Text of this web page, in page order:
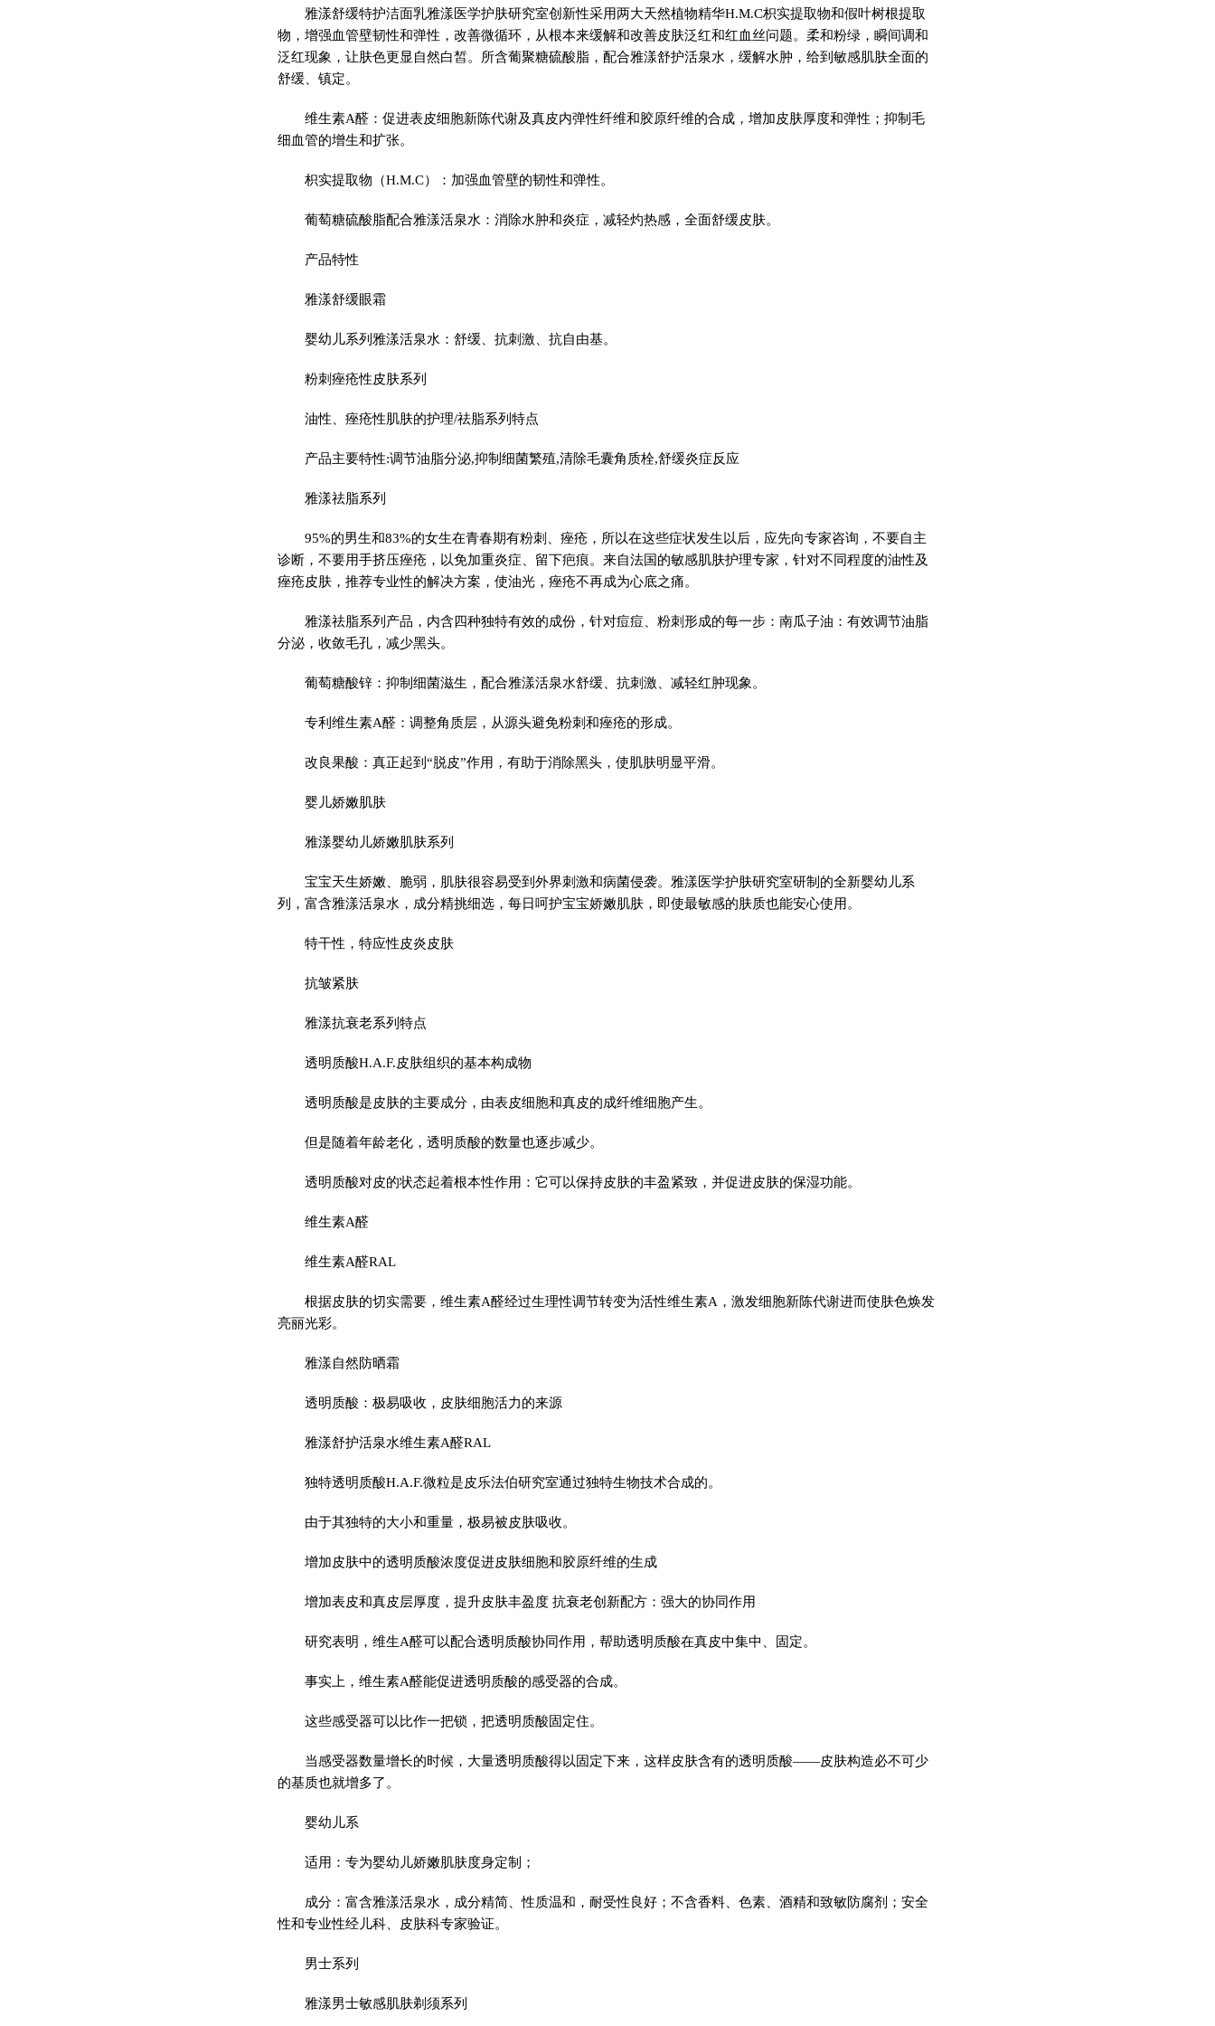
雅漾舒缓特护洁面乳雅漾医学护肤研究室创新性采用两大天然植物精华H.M.C枳实提取物和假叶树根提取
物，增强血管壁韧性和弹性，改善微循环，从根本来缓解和改善皮肤泛红和红血丝问题。柔和粉绿，瞬间调和
泛红现象，让肤色更显自然白皙。所含葡聚糖硫酸脂，配合雅漾舒护活泉水，缓解水肿，给到敏感肌肤全面的
舒缓、镇定。
维生素A醛：促进表皮细胞新陈代谢及真皮内弹性纤维和胶原纤维的合成，增加皮肤厚度和弹性；抑制毛
细血管的增生和扩张。
枳实提取物（H.M.C）：加强血管壁的韧性和弹性。
葡萄糖硫酸脂配合雅漾活泉水：消除水肿和炎症，减轻灼热感，全面舒缓皮肤。
产品特性
雅漾舒缓眼霜
婴幼儿系列雅漾活泉水：舒缓、抗刺激、抗自由基。
粉刺痤疮性皮肤系列
油性、痤疮性肌肤的护理/祛脂系列特点
产品主要特性:调节油脂分泌,抑制细菌繁殖,清除毛囊角质栓,舒缓炎症反应
雅漾祛脂系列
95%的男生和83%的女生在青春期有粉刺、痤疮，所以在这些症状发生以后，应先向专家咨询，不要自主
诊断，不要用手挤压痤疮，以免加重炎症、留下疤痕。来自法国的敏感肌肤护理专家，针对不同程度的油性及
痤疮皮肤，推荐专业性的解决方案，使油光，痤疮不再成为心底之痛。
雅漾祛脂系列产品，内含四种独特有效的成份，针对痘痘、粉刺形成的每一步：南瓜子油：有效调节油脂
分泌，收敛毛孔，减少黑头。
葡萄糖酸锌：抑制细菌滋生，配合雅漾活泉水舒缓、抗刺激、减轻红肿现象。
专利维生素A醛：调整角质层，从源头避免粉刺和痤疮的形成。
改良果酸：真正起到“脱皮”作用，有助于消除黑头，使肌肤明显平滑。
婴儿娇嫩肌肤
雅漾婴幼儿娇嫩肌肤系列
宝宝天生娇嫩、脆弱，肌肤很容易受到外界刺激和病菌侵袭。雅漾医学护肤研究室研制的全新婴幼儿系
列，富含雅漾活泉水，成分精挑细选，每日呵护宝宝娇嫩肌肤，即使最敏感的肤质也能安心使用。
特干性，特应性皮炎皮肤
抗皱紧肤
雅漾抗衰老系列特点
透明质酸H.A.F.皮肤组织的基本构成物
透明质酸是皮肤的主要成分，由表皮细胞和真皮的成纤维细胞产生。
但是随着年龄老化，透明质酸的数量也逐步减少。
透明质酸对皮的状态起着根本性作用：它可以保持皮肤的丰盈紧致，并促进皮肤的保湿功能。
维生素A醛
维生素A醛RAL
根据皮肤的切实需要，维生素A醛经过生理性调节转变为活性维生素A，激发细胞新陈代谢进而使肤色焕发
亮丽光彩。
雅漾自然防晒霜
透明质酸：极易吸收，皮肤细胞活力的来源
雅漾舒护活泉水维生素A醛RAL
独特透明质酸H.A.F.微粒是皮乐法伯研究室通过独特生物技术合成的。
由于其独特的大小和重量，极易被皮肤吸收。
增加皮肤中的透明质酸浓度促进皮肤细胞和胶原纤维的生成
增加表皮和真皮层厚度，提升皮肤丰盈度 抗衰老创新配方：强大的协同作用
研究表明，维生A醛可以配合透明质酸协同作用，帮助透明质酸在真皮中集中、固定。
事实上，维生素A醛能促进透明质酸的感受器的合成。
这些感受器可以比作一把锁，把透明质酸固定住。
当感受器数量增长的时候，大量透明质酸得以固定下来，这样皮肤含有的透明质酸——皮肤构造必不可少
的基质也就增多了。
婴幼儿系
适用：专为婴幼儿娇嫩肌肤度身定制；
成分：富含雅漾活泉水，成分精简、性质温和，耐受性良好；不含香料、色素、酒精和致敏防腐剂；安全
性和专业性经儿科、皮肤科专家验证。
男士系列
雅漾男士敏感肌肤剃须系列